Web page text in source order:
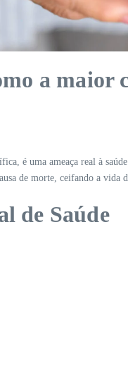
a maior
é uma ameaça real à
de morte, ceifando a vida
de Saúde